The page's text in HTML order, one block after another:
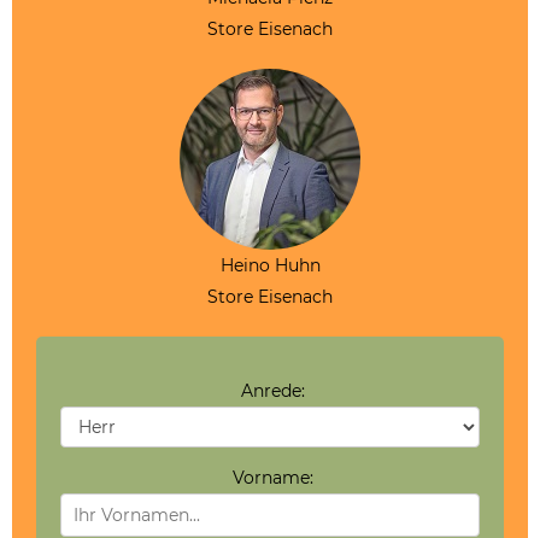
Store Eisenach
Heino Huhn
Store Eisenach
Anrede:
Vorname: